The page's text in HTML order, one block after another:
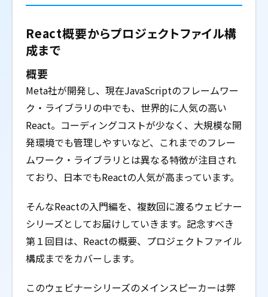
React概要からプロジェクトファイル構
成まで
概要
Meta社が開発し、現在JavaScriptのフレームワー
ク・ライブラリの中でも、世界的に人気の高い
React。コーディングコストが少なく、大規模な開
発環境でも管理しやすいなど、これまでのフレー
ムワーク・ライブラリとは異なる特徴が注目され
ており、日本でもReactの人気が高まっています。
そんなReactの入門編を、複数回に渡るウェビナー
シリーズとしてお届けしていきます。記念すべき
第１回目は、Reactの概要、プロジェクトファイル
構成までをカバーします。
このウェビナーシリーズのメインスピーカーは弊